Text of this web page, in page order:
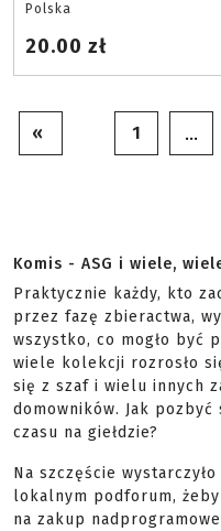
Polska
20.00 zł
« 1 …
Komis - ASG i wiele,
Praktycznie każdy, kto
przez fazę zbieractwa,
wszystko, co mogło być
wiele kolekcji rozrosło
się z szaf i wielu innych
domowników. Jak
czasu na giełdzie?
Na szczęście
lokalnym podforum,
na zakup